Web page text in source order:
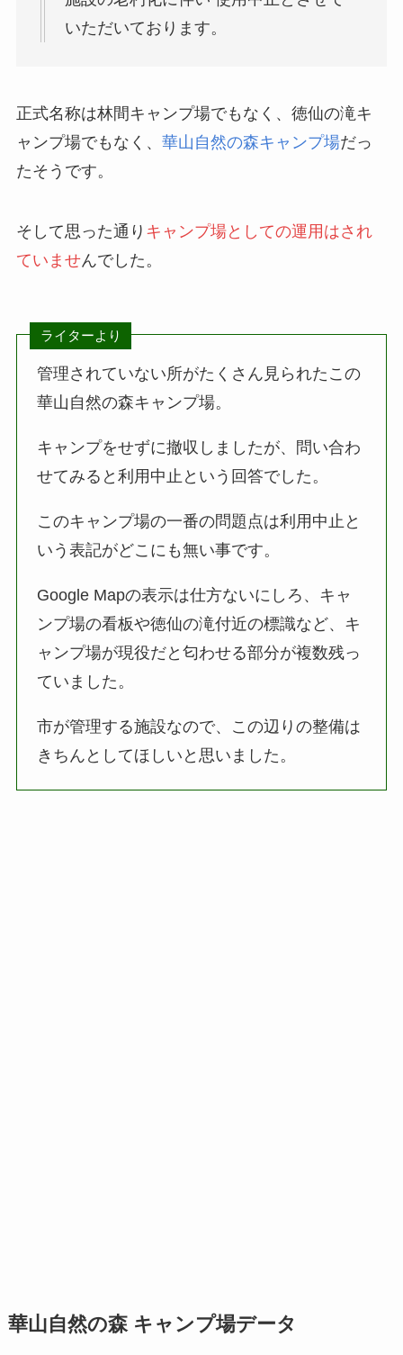
いただいております。
正式名称は林間キャンプ場でもなく、徳仙の滝キ
ャンプ場でもなく、 華山自然の森キャンプ場だっ
たそうです。
そして思った通り キャンプ場としての運用はされ
ていませんでした。
ライターより
管理されていない所がたくさん見られたこの
華山自然の森キャンプ場。
キャンプをせずに撤収しましたが、問い合わ
せてみると利用中止という回答でした。
このキャンプ場の一番の問題点は利用中止と
いう表記がどこにも無い事です。
Google Mapの表示は仕方ないにしろ、キャ
ンプ場の看板や徳仙の滝付近の標識など、キ
ャンプ場が現役だと匂わせる部分が複数残っ
ていました。
市が管理する施設なので、この辺りの整備は
きちんとしてほしいと思いました。
華山自然の森 キャンプ場データ